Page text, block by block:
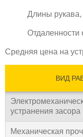
Длины рукава,
Отдаленности
Средняя цена на
ВИД
устранения засора
Механическая